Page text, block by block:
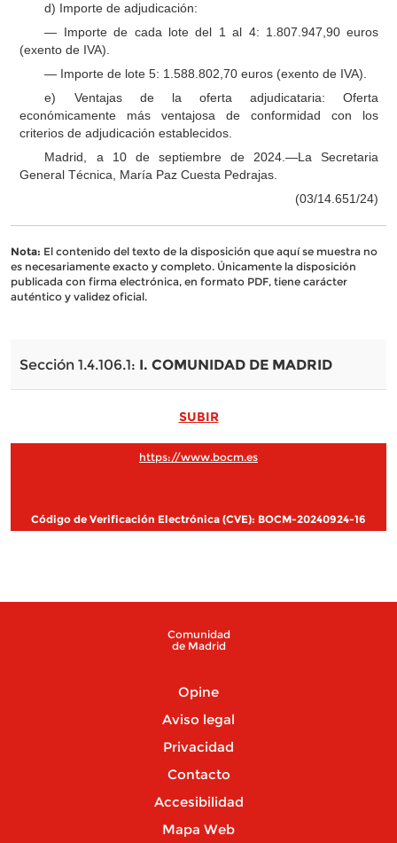
d) Importe de adjudicación:
— Importe de cada lote del 1 al 4: 1.807.947,90 euros
(exento de IVA).
— Importe de lote 5: 1.588.802,70 euros (exento de IVA).
e) Ventajas de la oferta adjudicataria: Oferta
económicamente más ventajosa de conformidad con los
criterios de adjudicación establecidos.
Madrid, a 10 de septiembre de 2024.—La Secretaria
General Técnica, María Paz Cuesta Pedrajas.
(03/14.651/24)
Nota: El contenido del texto de la disposición que aquí se muestra no
es necesariamente exacto y completo. Únicamente la disposición
publicada con firma electrónica, en formato PDF, tiene carácter
auténtico y validez oficial.
Sección 1.4.106.1: I. COMUNIDAD DE MADRID
SUBIR
https://www.bocm.es
Código de Verificación Electrónica (CVE): BOCM-20240924-16
Comunidad
de Madrid
Opine
Aviso legal
Privacidad
Contacto
Accesibilidad
Mapa Web